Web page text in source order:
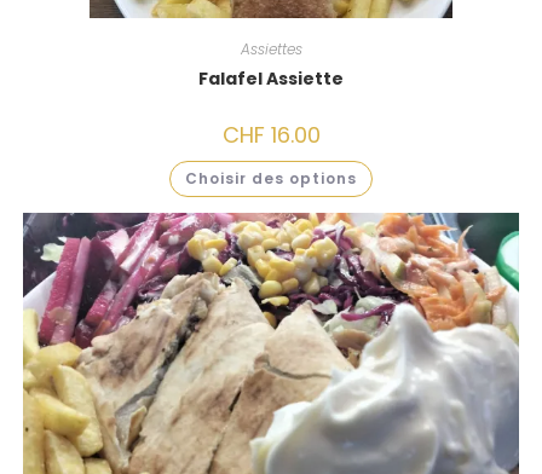
Assiettes
Falafel Assiette
CHF 16.00
Choisir des options